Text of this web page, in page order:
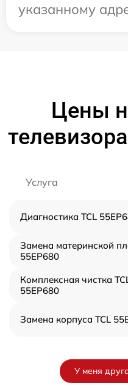
указанному
Цены
Услуга
Диагностика TCL
Замена материнской
55EP680
Комплексная чистка
55EP680
Замена корпуса TCL
У меня